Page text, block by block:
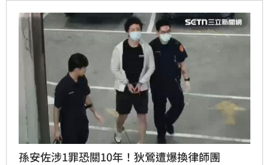
孫安佐涉1罪恐關10年！狄鶯遭爆換律師團